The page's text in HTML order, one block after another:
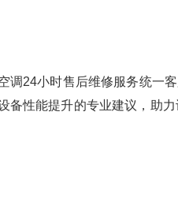
调24小时售后维修服务统一
备性能提升的专业建议，助力